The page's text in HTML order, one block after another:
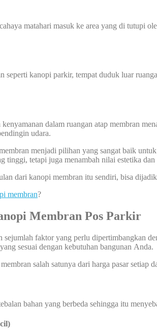
matahari masuk ke area yang di tutupi
kanopi parkir, tempat duduk luar
dalam ruangan atap membran
udara.
menjadi pilihan yang sangat baik
tinggi, tetapi juga menambah nilai estetika
dari kanopi membran itu sendiri, bisa
membran?
Membran Pos Parkir
faktor yang perlu dipertimbangkan
sesuai dengan kebutuhan bangunan Anda.
salah satunya dari harga pasar
bahan yang berbeda sehingga itu